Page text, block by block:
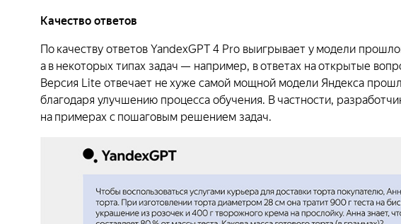
Качество ответов
По качеству ответов YandexGPT 4 Pro выигрывает у модели
а в некоторых типах задач — например, в ответах на открытые
Версия Lite отвечает не хуже самой мощной модели Яндекса
благодаря улучшению процесса обучения. В частности,
на примерах с пошаговым решением задач.